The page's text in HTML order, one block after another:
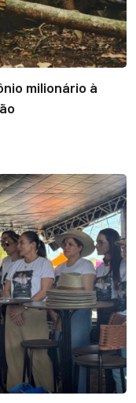
milionário à